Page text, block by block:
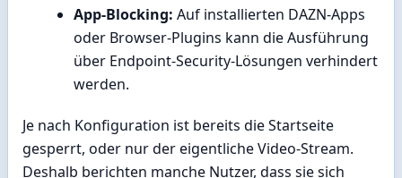
App-Blocking: Auf installierten DAZN-Apps
oder Browser-Plugins kann die Ausführung
über Endpoint-Security-Lösungen verhindert
werden.
Je nach Konfiguration ist bereits die Startseite
gesperrt, oder nur der eigentliche Video-Stream.
Deshalb berichten manche Nutzer, dass sie sich